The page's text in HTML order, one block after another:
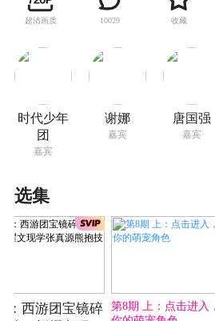
考验，直面困境、
寻找平衡，找寻当代
超清画质 10029 收藏
时代少年
团
嘉宾
谢娜
嘉宾
唐国强
嘉宾
选集
：西游团宝镜碎
第8期 上：点击进入